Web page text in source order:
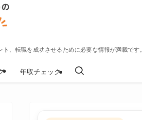
、転職を成功させるために必要な情報が満載です。
年収チェック